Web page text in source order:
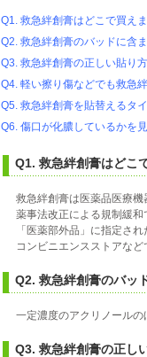
Q1. 救急絆創膏はどこで買え
Q2. 救急絆創膏のバッドに含
Q3. 救急絆創膏の正しい貼り
Q4. 軽い擦り傷などでも救急
Q5. 救急絆創膏を貼替えるタ
Q6. 傷口が化膿しているかを
Q1. 救急絆創膏はどこ
救急絆創膏は医薬品医療機
薬事法改正による規制緩
「医薬部外品」に指定さ
コンビニエンスストアなど
Q2. 救急絆創膏のバッ
一定濃度のアクリノールの
Q3. 救急絆創膏の正し